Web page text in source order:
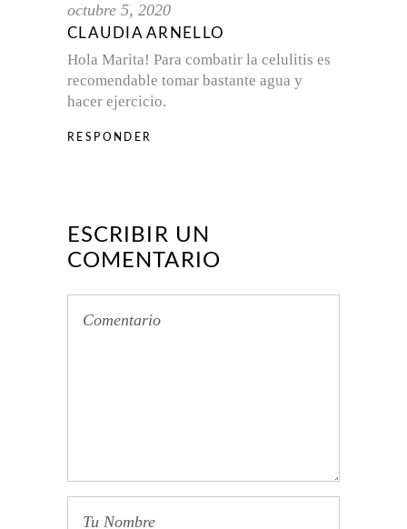
octubre 5, 2020
CLAUDIA ARNELLO
Hola Marita! Para combatir la celulitis es
recomendable tomar bastante agua y
hacer ejercicio.
RESPONDER
ESCRIBIR UN
COMENTARIO